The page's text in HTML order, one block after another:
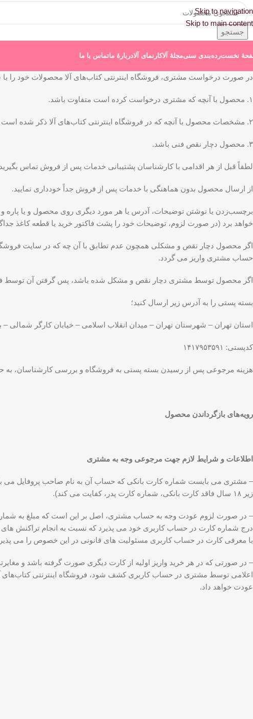
Skip to navigation
Skip to main content
جستجو
نخسترده‌بندی سنیمجلۀ آلاکارنمای آلادربارۀ ماتماس با ما
در صورت درخواست مشتری، فروشگاه اینترنتی کتاب‌های آلا محصولات خود را با
۱. محصول با آنچه که مشتری درخواست کرده است متفاوت باشد.
۲. مشخصات محصول با آنچه که در فروشگاه اینترنتی کتاب‌های آلا ذکر شده است مطابقت نداشته باشد.
۳. محصول دچار نقص فنی باشد.
لطفاً قبل از هر اقدامی با کارشناسان پشتیبانی خدمات پس از فروش تماس
از ارسال محصول بدون هماهنگی با خدمات پس از فروش جداً خودداری نمایید.
برچسب‌زدن یا نوشتن توضیحات، آدرس یا هر مورد دیگری روی محصول و یا پاره
خواهد برد (در صورت لزوم، توضیحات خود را پشت فاکتور خرید یا قطعه کاغذ
اگر محصول دچار نقص و مشکلی همچون عدم تطابق با آن چه که در سایت
حساب مشتری واریز می گردد.
اگر محصول توسط مشتری دچار نقص و مشکل شده باشد، پس گرفتن آن توسط
بسته پستی را به آدرس زیر ارسال کنید؛
استان تهران – شهرستان تهران – میدان انقلاب اسلامی – خیابان کارگر شمالی –
کدپستی: ۱۴۱۷۹۵۳۵۹۱
هزینه مرجوعی پس از رسیدن بسته پستی به فروشگاه و بررسی کارشناسان، به
رویه‌های بازگرداندن محصول
اطلاعات و شرایط لازم جهت مرجوعی وجه به مشتری
– مشتری می بایست شماره کارت بانکی که حساب آن به نام صاحب پروفایل می
زیر ۱۸ سال فاقد کارت بانکی، شماره کارت پدر، کفایت می کند).
– در صورت لزوم عودت وجه به حساب مشتری، اصل بر این است که مبلغ به
درج شماره کارت در حساب کاربری خود می پذیرد که نسبت به انجام تراکنش
با معرفی کارت در حساب کاربری مسئولیت های قانونی در این خصوص را می
– در صورتی که در هر خرید واریز اولیه از کارت دیگری صورت گرفته باشد و
اعلامی توسط مشتری در حساب کاربری کشف شود، فروشگاه اینترنتی کتاب‌های
عودت خواهد داد.